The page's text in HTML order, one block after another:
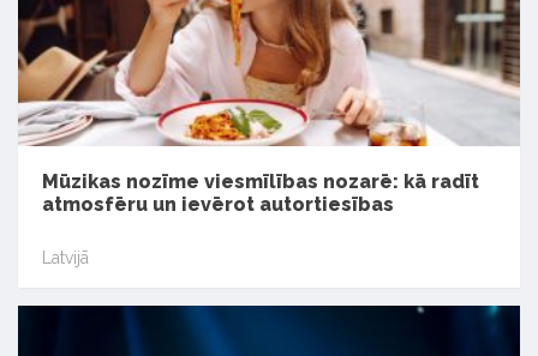
Mūzikas nozīme viesmīlības nozarē: kā radīt
atmosfēru un ievērot autortiesības
Latvijā